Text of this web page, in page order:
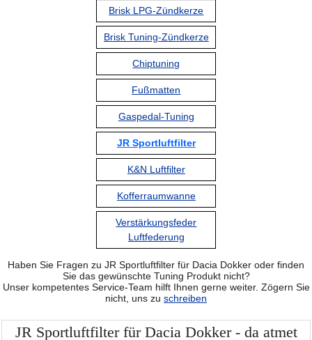
Brisk LPG-Zündkerze
Brisk Tuning-Zündkerze
Chiptuning
Fußmatten
Gaspedal-Tuning
JR Sportluftfilter
K&N Luftfilter
Kofferraumwanne
Verstärkungsfeder
Luftfederung
Haben Sie Fragen zu JR Sportluftfilter für Dacia Dokker oder finden
Sie das gewünschte Tuning Produkt nicht?
Unser kompetentes Service-Team hilft Ihnen gerne weiter. Zögern Sie
nicht, uns zu schreiben
JR Sportluftfilter für Dacia Dokker - da atmet